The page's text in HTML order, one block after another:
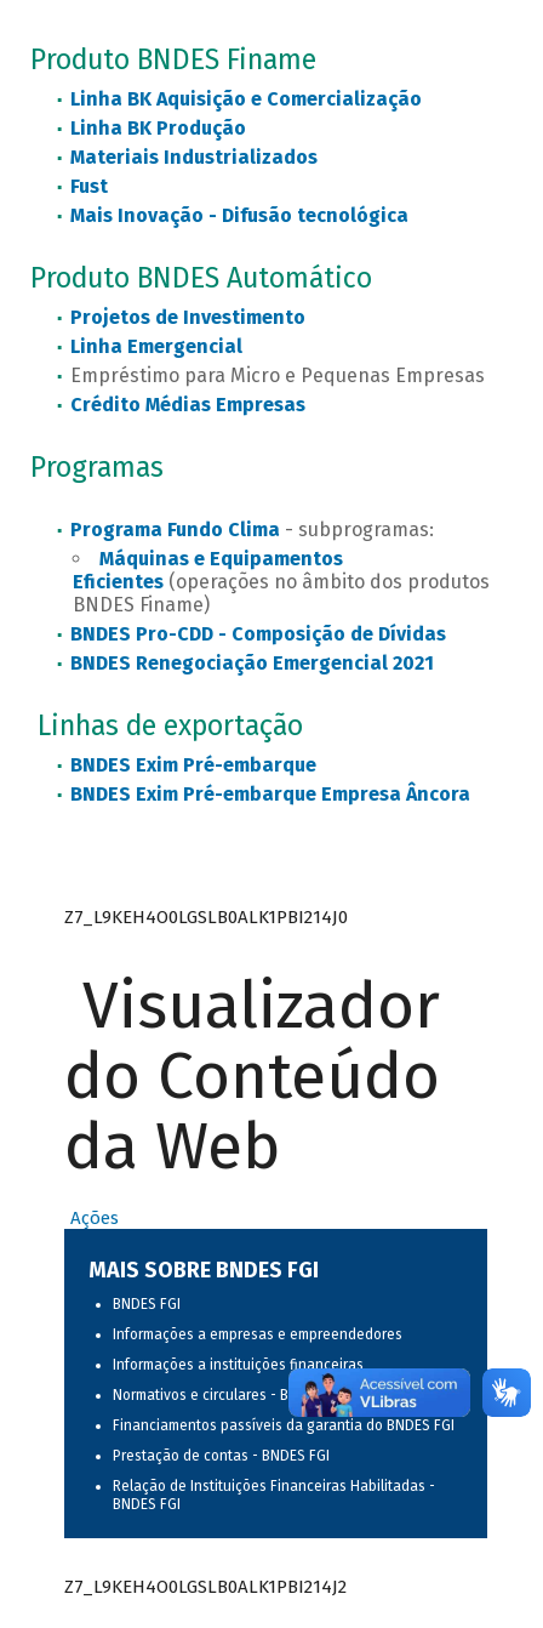
Produto BNDES Finame
Linha BK Aquisição e Comercialização
Linha BK Produção
Materiais Industrializados
Fust
Mais Inovação - Difusão tecnológica
Produto BNDES Automático
Projetos de Investimento
Linha Emergencial
Empréstimo para Micro e Pequenas Empresas
Crédito Médias Empresas
Programas
Programa Fundo Clima - subprogramas:
Máquinas e Equipamentos
Eficientes(operações no âmbito dos produtos
BNDES Finame)
BNDES Pro-CDD - Composição de Dívidas
BNDES Renegociação Emergencial 2021
Linhas de exportação
BNDES Exim Pré-embarque
BNDES Exim Pré-embarque Empresa Âncora
Z7_L9KEH4O0LGSLB0ALK1PBI214J0
Visualizador
do Conteúdo
da Web
Ações
MAIS SOBRE BNDES FGI
BNDES FGI
Informações a empresas e empreendedores
Informações a instituições financeiras
Normativos e circulares - BNDES FGI
Financiamentos passíveis da garantia do BNDES FGI
Prestação de contas - BNDES FGI
Relação de Instituições Financeiras Habilitadas -
BNDES FGI
Z7_L9KEH4O0LGSLB0ALK1PBI214J2